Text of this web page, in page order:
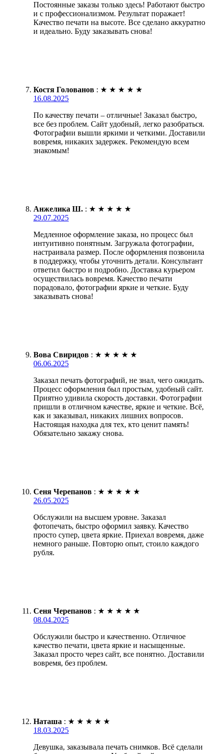
Постоянные заказы только здесь! Работают быстро
и с профессионализмом. Результат поражает!
Качество печати на высоте. Все сделано аккуратно
и идеально. Буду заказывать снова!
Костя Голованов : ★ ★ ★ ★ ★
16.08.2025
По качеству печати – отличные! Заказал быстро,
все без проблем. Сайт удобный, легко разобраться.
Фотографии вышли яркими и четкими. Доставили
вовремя, никаких задержек. Рекомендую всем
знакомым!
Анжелика Ш. : ★ ★ ★ ★ ★
29.07.2025
Медленное оформление заказа, но процесс был
интуитивно понятным. Загружала фотографии,
настраивала размер. После оформления позвонила
в поддержку, чтобы уточнить детали. Консультант
ответил быстро и подробно. Доставка курьером
осуществилась вовремя. Качество печати
порадовало, фотографии яркие и четкие. Буду
заказывать снова!
Вова Свиридов : ★ ★ ★ ★ ★
06.06.2025
Заказал печать фотографий, не знал, чего ожидать.
Процесс оформления был простым, удобный сайт.
Приятно удивила скорость доставки. Фотографии
пришли в отличном качестве, яркие и четкие. Всё,
как и заказывал, никаких лишних вопросов.
Настоящая находка для тех, кто ценит память!
Обязательно закажу снова.
Сеня Черепанов : ★ ★ ★ ★ ★
26.05.2025
Обслужили на высшем уровне. Заказал
фотопечать, быстро оформил заявку. Качество
просто супер, цвета яркие. Приехал вовремя, даже
немного раньше. Повторю опыт, стоило каждого
рубля.
Сеня Черепанов : ★ ★ ★ ★ ★
08.04.2025
Обслужили быстро и качественно. Отличное
качество печати, цвета яркие и насыщенные.
Заказал просто через сайт, все понятно. Доставили
вовремя, без проблем.
Наташа : ★ ★ ★ ★ ★
18.03.2025
Девушка, заказывала печать снимков. Всё сделали